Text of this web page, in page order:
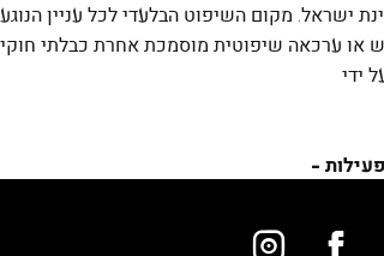
ישראל. מקום השיפוט הבלעדי לכל עניין
או ערכאה שיפוטית מוסמכת אחרת כבלתי
ידי
-